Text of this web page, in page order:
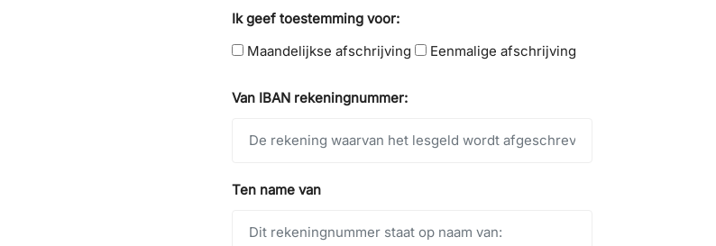
Ik geef toestemming voor:
Maandelijkse afschrijving
Eenmalige afschrijving
Van IBAN rekeningnummer:
Ten name van